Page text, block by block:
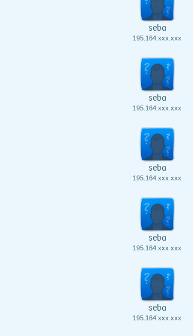
seba
195.164.xxx.xxx
seba
195.164.xxx.xxx
seba
195.164.xxx.xxx
seba
195.164.xxx.xxx
seba
195.164.xxx.xxx